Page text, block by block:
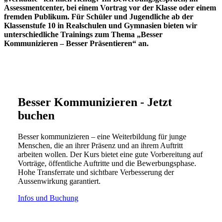
Assessmentcenter, bei einem Vortrag vor der Klasse oder einem
fremden Publikum. Für Schüler und Jugendliche ab der
Klassenstufe 10 in Realschulen und Gymnasien bieten wir
unterschiedliche Trainings zum Thema „Besser
Kommunizieren – Besser Präsentieren“ an.
Besser Kommunizieren - Jetzt
buchen
Besser kommunizieren – eine Weiterbildung für junge
Menschen, die an ihrer Präsenz und an ihrem Auftritt
arbeiten wollen. Der Kurs bietet eine gute Vorbereitung auf
Vorträge, öffentliche Auftritte und die Bewerbungsphase.
Hohe Transferrate und sichtbare Verbesserung der
Aussenwirkung garantiert.
Infos und Buchung